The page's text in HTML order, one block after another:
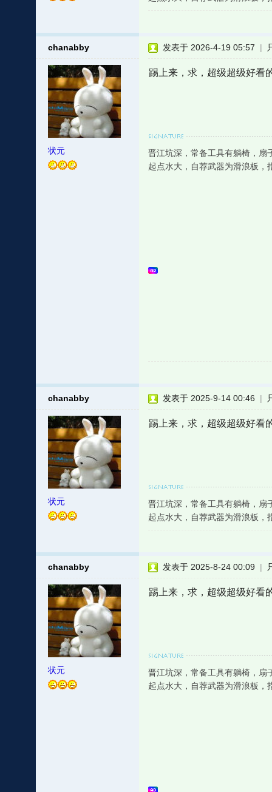
chanabby
状元
发表于 2026-4-19 05:57 |
踢上来，求，超级超级好看
晋江坑深，常备工具有躺椅，扇
起点水大，自荐武器为滑浪板，
chanabby
状元
发表于 2025-9-14 00:46 |
踢上来，求，超级超级好看
晋江坑深，常备工具有躺椅，扇
起点水大，自荐武器为滑浪板，
chanabby
状元
发表于 2025-8-24 00:09 |
踢上来，求，超级超级好看
晋江坑深，常备工具有躺椅，扇
起点水大，自荐武器为滑浪板，